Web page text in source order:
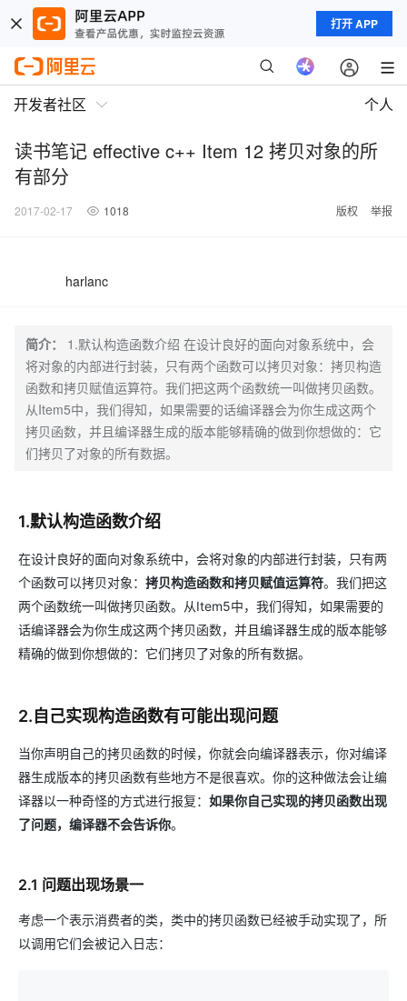
打开 APP
开发者社区 个人
读书笔记 effective c++ Item 12 拷贝对象的所
有部分
2017-02-17 1018 版权 举报
harlanc
简介：
1.默认构造函数介绍 在设计良好的面向对象系统中，会
将对象的内部进行封装，只有两个函数可以拷贝对象：拷贝构造
函数和拷贝赋值运算符。我们把这两个函数统一叫做拷贝函数。
从Item5中，我们得知，如果需要的话编译器会为你生成这两个
拷贝函数，并且编译器生成的版本能够精确的做到你想做的：它
们拷贝了对象的所有数据。
1.默认构造函数介绍
在设计良好的面向对象系统中，会将对象的内部进行封装，只有两
个函数可以拷贝对象： 拷贝构造函数和拷贝赋值运算符。我们把这
两个函数统一叫做拷贝函数。从Item5中，我们得知，如果需要的
话编译器会为你生成这两个拷贝函数，并且编译器生成的版本能够
精确的做到你想做的：它们拷贝了对象的所有数据。
2.自己实现构造函数有可能出现问题
当你声明自己的拷贝函数的时候，你就会向编译器表示，你对编译
器生成版本的拷贝函数有些地方不是很喜欢。你的这种做法会让编
译器以一种奇怪的方式进行报复： 如果你自己实现的拷贝函数出现
了问题，编译器不会告诉你。
2.1 问题出现场景一
考虑一个表示消费者的类，类中的拷贝函数已经被手动实现了，所
以调用它们会被记入日志：